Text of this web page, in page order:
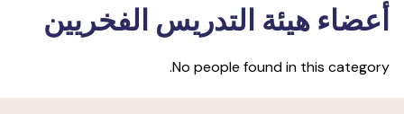
أعضاء هيئة التدريس الفخريين
No people found in this category.